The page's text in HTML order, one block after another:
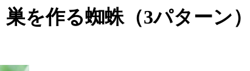
巣を作る蜘蛛（3パターン）